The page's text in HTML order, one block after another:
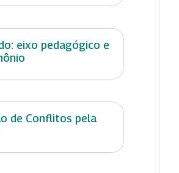
eixo pedagógico e
de Conflitos pela